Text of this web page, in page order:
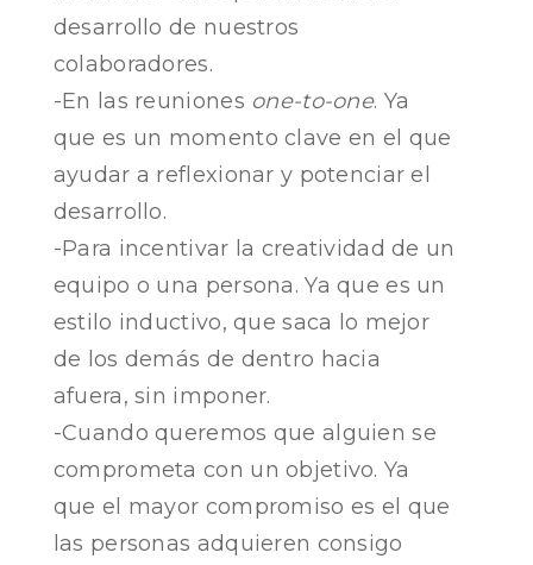
desarrollo de nuestros
colaboradores.
-En las reuniones one-to-one. Ya
que es un momento clave en el que
ayudar a reflexionar y potenciar el
desarrollo.
-Para incentivar la creatividad de un
equipo o una persona. Ya que es un
estilo inductivo, que saca lo mejor
de los demás de dentro hacia
afuera, sin imponer.
-Cuando queremos que alguien se
comprometa con un objetivo. Ya
que el mayor compromiso es el que
las personas adquieren consigo